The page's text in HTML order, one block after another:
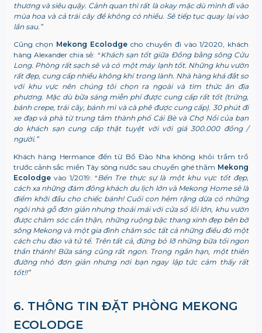
thương và siêu quậy. Cảnh quan thì rất là okay mặc dù mình đi vào
mùa hoa và cả trái cây đề không có nhiều. Sẽ tiếp tục quay lại vào
lần sau.”
Cũng chọn Mekong Ecolodge cho chuyến đi vào 1/2020, khách
hàng Alexander chia sẻ: “Khách sạn tốt giữa Đồng bằng sông Cửu
Long. Phòng rất sạch sẽ và có một máy lạnh tốt. Những khu vườn
rất đẹp, cung cấp nhiều không khí trong lành. Nhà hàng khá đắt so
với khu vực nên chúng tôi chọn ra ngoài và tìm thức ăn địa
phương. Mặc dù bữa sáng miễn phí được cung cấp rất tốt (trứng,
bánh crepe, trái cây, bánh mì và cà phê được cung cấp). 30 phút đi
xe đạp và phà từ trung tâm thành phố Cái Bè và Chợ Nổi của bạn
do khách sạn cung cấp thật tuyệt vời với giá 300.000 đồng /
người.”
Khách hàng Hermance đến từ Bồ Đào Nha không khỏi trầm trồ
trước cảnh sắc miền Tây sông nước sau chuyến ghé thăm Mekong
Ecolodgevào 1/2019: “Bến Tre thực sự là một khu vực tốt đẹp,
cách xa những đám đông khách du lịch lớn và Mekong Home sẽ là
điểm khởi đầu cho chiếc bánh! Cuối con hẻm rặng dừa có những
ngôi nhà gỗ đơn giản nhưng thoải mái với cửa sổ lồi lớn, khu vườn
được chăm sóc cẩn thận, những ruộng bậc thang xinh đẹp bên bờ
sông Mekong và một gia đình chăm sóc tất cả những điều đó một
cách chu đáo và tử tế. Trên tất cả, đừng bỏ lỡ những bữa tối ngon
thần thánh! Bữa sáng cũng rất ngon. Trong ngắn hạn, một thiên
đường nhỏ đơn giản nhưng nơi bạn ngay lập tức cảm thấy rất
tốt!!”
6. THÔNG TIN ĐẶT PHÒNG MEKONG
ECOLODGE